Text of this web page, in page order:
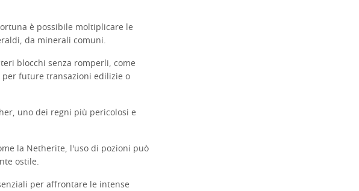
è possibile moltiplicare le
da minerali comuni.
blocchi senza romperli, come
future transazioni edilizie o
uno dei regni più pericolosi e
la Netherite, l'uso di pozioni può
ostile.
per affrontare le intense